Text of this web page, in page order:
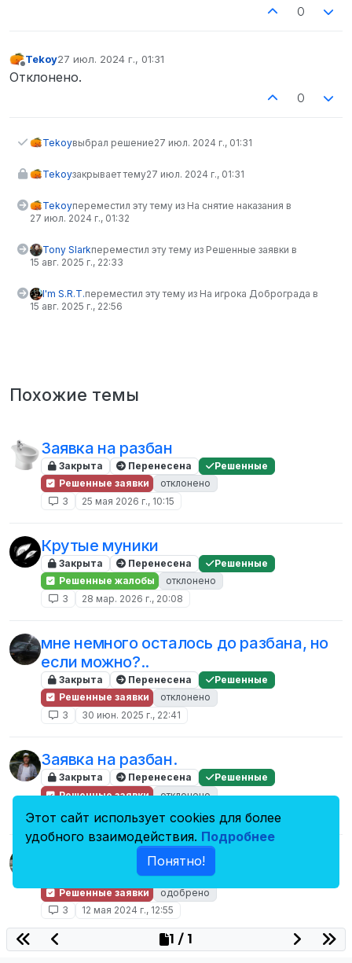
0
Не в сети
Tekoy27 июл. 2024 г., 01:31
отредактировано
Отклонено.
0
Tekoyвыбрал решение27 июл. 2024 г., 01:31
Tekoyзакрывает тему27 июл. 2024 г., 01:31
Tekoyпереместил эту тему из На снятие наказания в
27 июл. 2024 г., 01:32
Tony Slarkпереместил эту тему из Решенные заявки в
15 авг. 2025 г., 22:33
I'm S.R.T.переместил эту тему из На игрока Доброграда в
15 авг. 2025 г., 22:56
Похожие темы
Заявка на разбан
Закрыта Перенесена
Решенные
Решенные заявки
отклонено
3
25 мая 2026 г., 10:15
Крутые муники
Закрыта Перенесена
Решенные
Решенные жалобы
отклонено
3
28 мар. 2026 г., 20:08
мне немного осталось до разбана, но
если можно?..
Закрыта Перенесена
Решенные
Решенные заявки
отклонено
3
30 июн. 2025 г., 22:41
Заявка на разбан.
Закрыта Перенесена
Решенные
Решенные заявки
отклонено
Заявка на разбан
Перенесена
Решенные
Решенные заявки
одобрено
3
12 мая 2024 г., 12:55
1 / 1
Этот сайт использует cookies для более
удобного взаимодействия. Подробнее
Понятно!